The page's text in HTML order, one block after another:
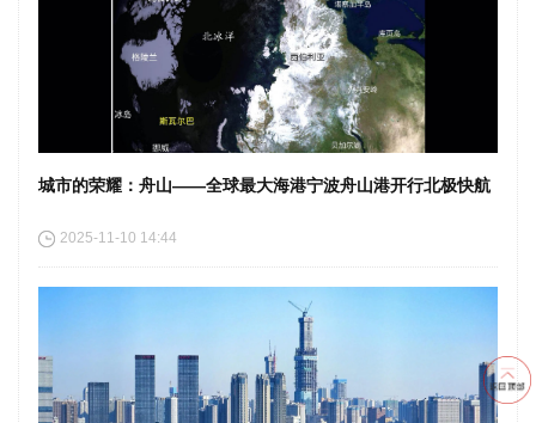
城市的荣耀：舟山——全球最大海港宁波舟山港开行北极快航
2025-11-10 14:44